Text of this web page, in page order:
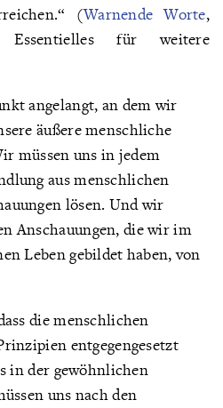
(Warnende Worte,
Essentielles für weitere
angelangt, an dem wir
äußere menschliche
müssen uns in jedem
aus menschlichen
lösen. Und wir
Anschauungen, die wir im
Leben gebildet haben, von
die menschlichen
entgegengesetzt
in der gewöhnlichen
uns nach den